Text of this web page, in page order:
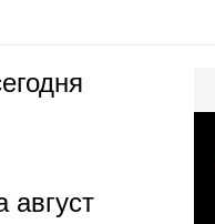
август